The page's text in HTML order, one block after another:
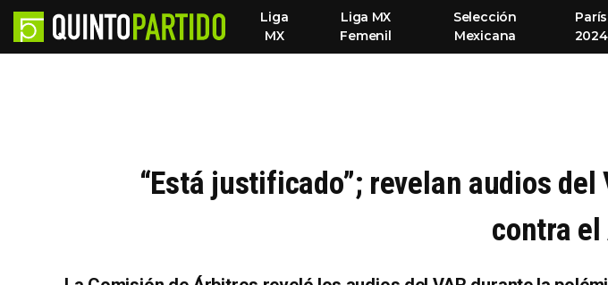
Liga
MX
Liga MX
Femenil
Selección
Mexicana
París
2024
“Está justificado”; revelan audios
contra